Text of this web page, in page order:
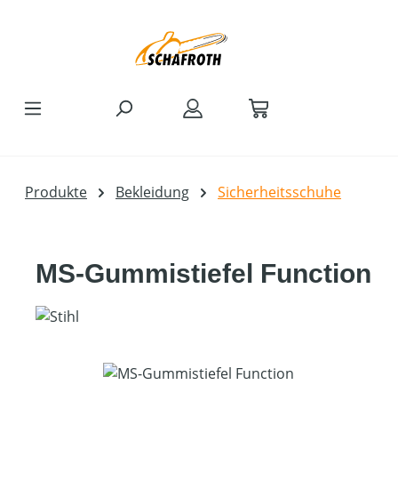
Produkte Bekleidung Sicherheitsschuhe
MS-Gummistiefel Function
Bildergalerie überspringen